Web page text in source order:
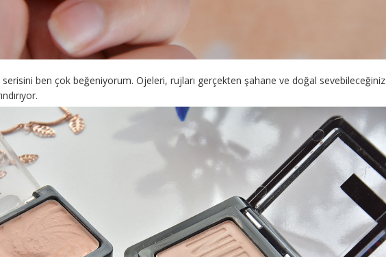
serisini ben çok beğeniyorum. Ojeleri, rujları gerçekten şahane ve doğal sevebileceğiniz